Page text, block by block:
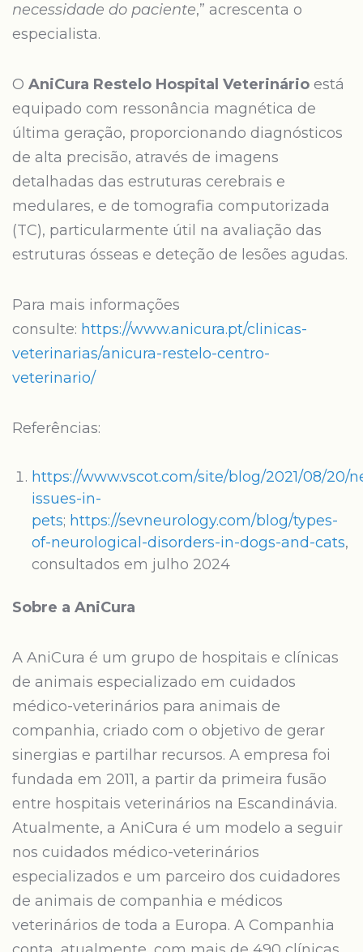
necessidade do paciente,” acrescenta o
especialista.
O AniCura Restelo Hospital Veterinário está
equipado com ressonância magnética de
última geração, proporcionando diagnósticos
de alta precisão, através de imagens
detalhadas das estruturas cerebrais e
medulares, e de tomografia computorizada
(TC), particularmente útil na avaliação das
estruturas ósseas e deteção de lesões agudas.
Para mais informações
consulte: https://www.anicura.pt/clinicas-
veterinarias/anicura-restelo-centro-
veterinario/
Referências:
https://www.vscot.com/site/blog/2021/08/20/
issues-in-
pets; https://sevneurology.com/blog/types-
of-neurological-disorders-in-dogs-and-cats,
consultados em julho 2024
Sobre a AniCura
A AniCura é um grupo de hospitais e clínicas
de animais especializado em cuidados
médico-veterinários para animais de
companhia, criado com o objetivo de gerar
sinergias e partilhar recursos. A empresa foi
fundada em 2011, a partir da primeira fusão
entre hospitais veterinários na Escandinávia.
Atualmente, a AniCura é um modelo a seguir
nos cuidados médico-veterinários
especializados e um parceiro dos cuidadores
de animais de companhia e médicos
veterinários de toda a Europa. A Companhia